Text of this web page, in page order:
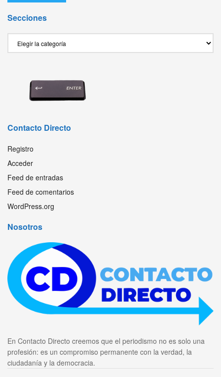
Secciones
Contacto Directo
Registro
Acceder
Feed de entradas
Feed de comentarios
WordPress.org
Nosotros
En Contacto Directo creemos que el periodismo no es solo una
profesión: es un compromiso permanente con la verdad, la
ciudadanía y la democracia.